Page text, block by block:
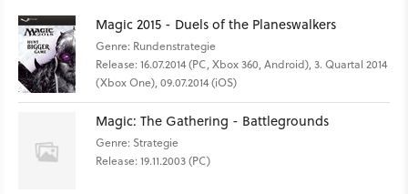
Magic 2015 - Duels of the Planeswalkers
Genre: Rundenstrategie
Release: 16.07.2014 (PC, Xbox 360, Android), 3. Quartal 2014
(Xbox One), 09.07.2014 (iOS)
Magic: The Gathering - Battlegrounds
Genre: Strategie
Release: 19.11.2003 (PC)